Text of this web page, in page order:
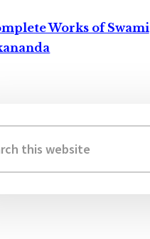
Works of Swami